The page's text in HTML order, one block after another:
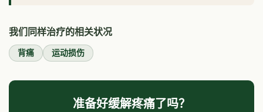
我们同样治疗的相关状况
背痛 运动损伤
准备好缓解疼痛了吗？